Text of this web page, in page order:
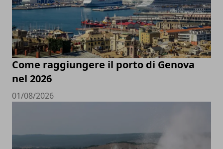
Come raggiungere il porto di Genova
nel 2026
01/08/2026